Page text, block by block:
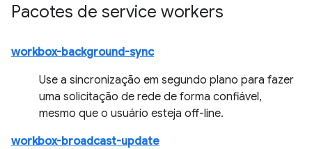
Pacotes de service workers
workbox-background-sync
Use a sincronização em segundo plano para fazer
uma solicitação de rede de forma confiável,
mesmo que o usuário esteja off-line.
workbox-broadcast-update